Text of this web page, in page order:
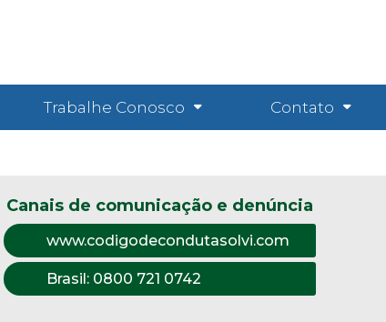
Trabalhe Conosco Contato
Canais de comunicação e denúncia
www.codigodecondutasolvi.com
Brasil: 0800 721 0742